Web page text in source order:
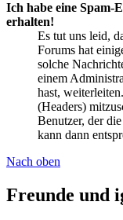
Ich habe eine Spam-
erhalten!
Es tut uns leid,
Forums hat
solche
einem
hast,
(Headers)
Benutzer, der
kann dann
Nach oben
Freunde und